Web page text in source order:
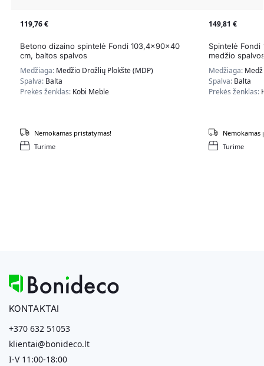
119,76€
Betono dizaino spintelė Fondi 103,4x90x40
cm, baltos spalvos
Medžiaga: Medžio Drožlių Plokštė (MDP)
Spalva: Balta
Prekės ženklas: Kobi Meble
Turime
Nemokamas pristatymas!
149,81 €
Spintelė Fondi
medžio
Medžiaga:
Spalva: Balta
Prekės ženklas:
Turime
Nemokamas
KONTAKTAI
+370 632 51053
klientai@bonideco.lt
I-V 11:00-18:00